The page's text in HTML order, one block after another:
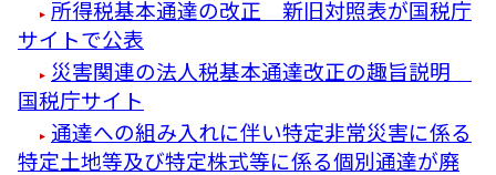
所得税基本通達の改正 新旧対照表が国税庁
サイトで公表
災害関連の法人税基本通達改正の趣旨説明
国税庁サイト
通達への組み入れに伴い特定非常災害に係る
特定土地等及び特定株式等に係る個別通達が廃